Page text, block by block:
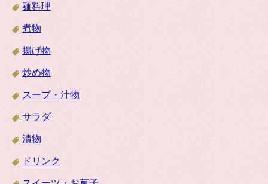
麺料理
煮物
揚げ物
炒め物
スープ・汁物
サラダ
漬物
ドリンク